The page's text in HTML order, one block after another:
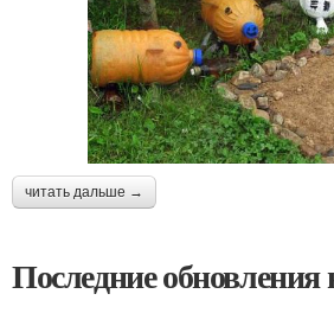
читать дальше →
Последние обновления